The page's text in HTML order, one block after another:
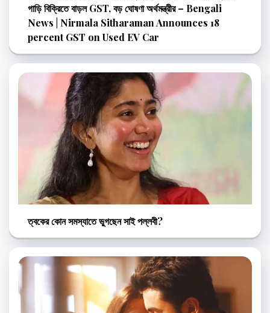
গাড়ি বিক্রিতে বাড়ল GST, বড় ঘোষণা অর্থমন্ত্রীর – Bengali
News | Nirmala Sitharaman Announces 18
percent GST on Used EV Car
ত্বকের কোন সমস্যাতে ভুগছেন সাই পল্লবী?